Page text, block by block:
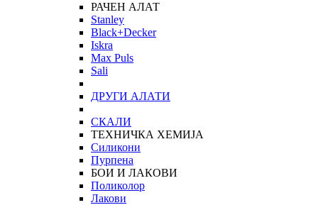
РАЧЕН АЛАТ
Stanley
Black+Decker
Iskra
Max Puls
Sali
ДРУГИ АЛАТИ
СКАЛИ
ТЕХНИЧКА ХЕМИЈА
Силикони
Пурпена
БОИ И ЛАКОВИ
Поликолор
Лакови